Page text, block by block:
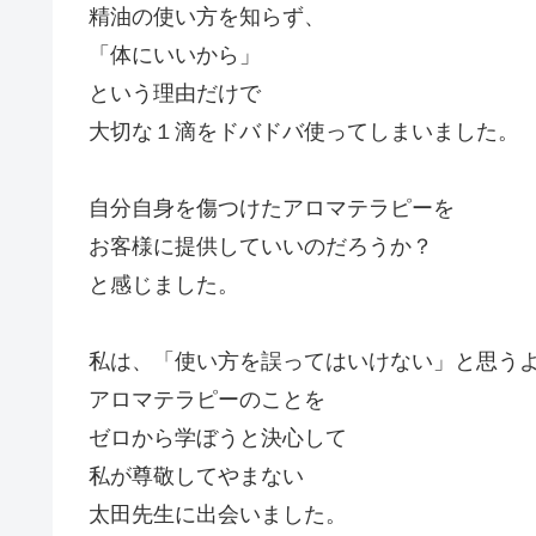
精油の使い方を知らず、
「体にいいから」
という理由だけで
大切な１滴をドバドバ使ってしまいました。
自分自身を傷つけたアロマテラピーを
お客様に提供していいのだろうか？
と感じました。
私は、「使い方を誤ってはいけない」と思う
アロマテラピーのことを
ゼロから学ぼうと決心して
私が尊敬してやまない
太田先生に出会いました。